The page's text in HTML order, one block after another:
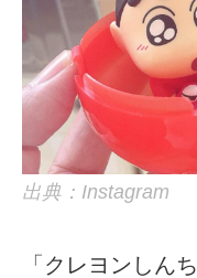
出典：Instagram
「クレヨンしん